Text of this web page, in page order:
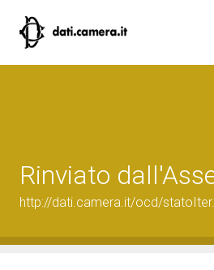
Rinviato
http://dati.camera.it/ocd/